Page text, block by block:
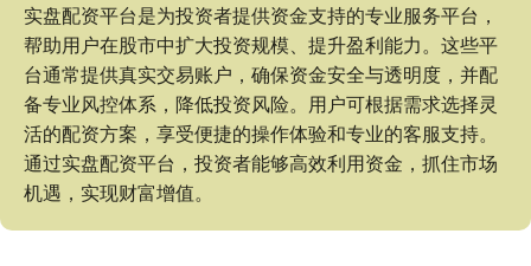
实盘配资平台是为投资者提供资金支持的专业服务平台，
帮助用户在股市中扩大投资规模、提升盈利能力。这些平
台通常提供真实交易账户，确保资金安全与透明度，并配
备专业风控体系，降低投资风险。用户可根据需求选择灵
活的配资方案，享受便捷的操作体验和专业的客服支持。
通过实盘配资平台，投资者能够高效利用资金，抓住市场
机遇，实现财富增值。